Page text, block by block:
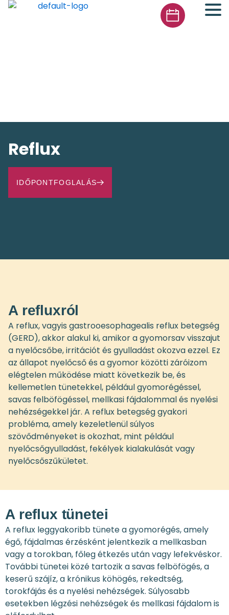
Reflux
IDŐPONTFOGLALÁS
A refluxról
A reflux, vagyis gastrooesophagealis reflux betegség
(GERD), akkor alakul ki, amikor a gyomorsav visszajut
a nyelőcsőbe, irritációt és gyulladást okozva ezzel. Ez
az állapot nyelőcső és a gyomor közötti záróizom
elégtelen működése miatt következik be, és
kellemetlen tünetekkel, például gyomorégéssel,
savas felböfögéssel, mellkasi fájdalommal és nyelési
nehézségekkel jár. A reflux betegség gyakori
probléma, amely kezeletlenül súlyos
szövődményeket is okozhat, mint például
nyelőcsőgyulladást, fekélyek kialakulását vagy
nyelőcsőszűkületet.
A reflux tünetei
A reflux leggyakoribb tünete a gyomorégés, amely
égő, fájdalmas érzésként jelentkezik a mellkasban
vagy a torokban, főleg étkezés után vagy lefekvéskor.
További tünetei közé tartozik a savas felböfögés, a
keserű szájíz, a krónikus köhögés, rekedtség,
torokfájás és a nyelési nehézségek. Súlyosabb
esetekben légzési nehézségek és mellkasi fájdalom is